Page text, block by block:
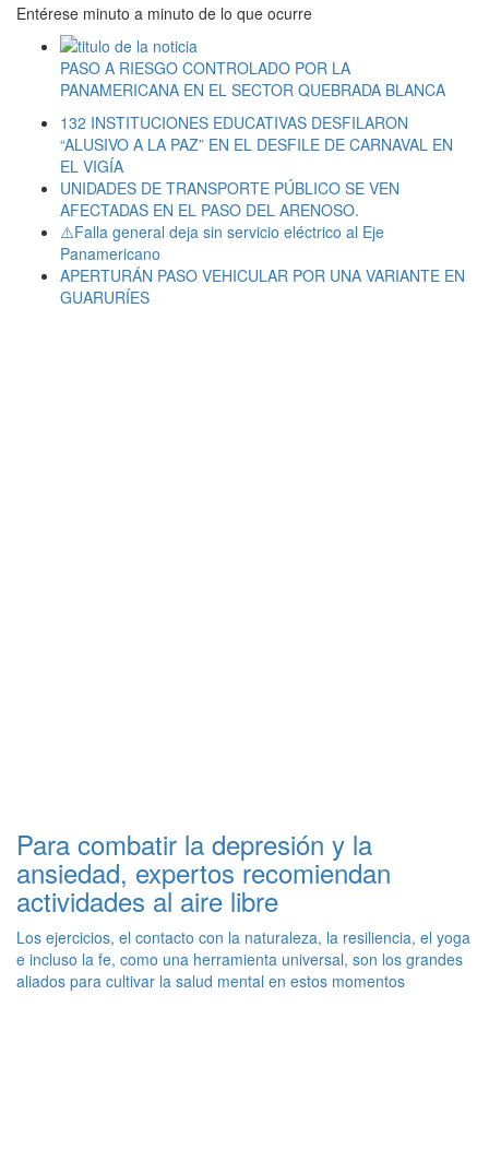
Entérese minuto a minuto de lo que ocurre
PASO A RIESGO CONTROLADO POR LA
PANAMERICANA EN EL SECTOR QUEBRADA BLANCA
132 INSTITUCIONES EDUCATIVAS DESFILARON
“ALUSIVO A LA PAZ” EN EL DESFILE DE CARNAVAL EN
EL VIGÍA
UNIDADES DE TRANSPORTE PÚBLICO SE VEN
AFECTADAS EN EL PASO DEL ARENOSO.
⚠️Falla general deja sin servicio eléctrico al Eje
Panamericano
APERTURÁN PASO VEHICULAR POR UNA VARIANTE EN
GUARURÍES
Para combatir la depresión y la
ansiedad, expertos recomiendan
actividades al aire libre
Los ejercicios, el contacto con la naturaleza, la resiliencia, el yoga
e incluso la fe, como una herramienta universal, son los grandes
aliados para cultivar la salud mental en estos momentos